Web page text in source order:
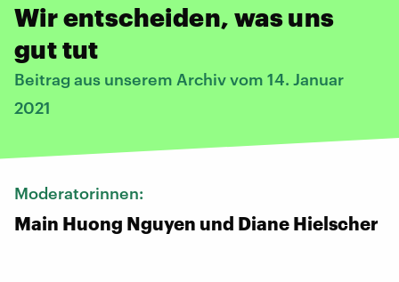
Wir entscheiden, was uns
gut tut
Beitrag aus unserem Archiv vom 14. Januar
2021
Moderatorinnen:
Main Huong Nguyen und Diane Hielscher